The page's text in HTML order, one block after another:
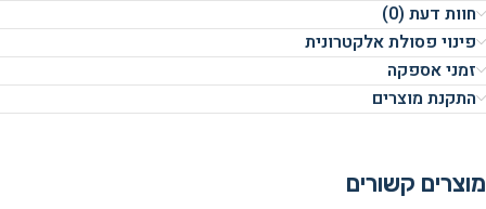
חוות דעת (0)
פינוי פסולת אלקטרונית
זמני אספקה
התקנת מוצרים
מוצרים קשורים